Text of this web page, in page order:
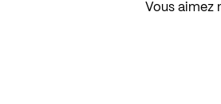
Vous aimez